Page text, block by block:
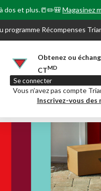
dos et plus.📒✏️🎒Magasinez
programme Récompenses
Obtenez ou
CTMD
Se connecter
Vous n’avez pas compte
Inscrivez-vous des
en Classe Party City